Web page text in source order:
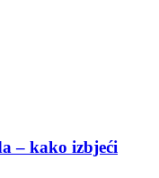
– kako izbjeći